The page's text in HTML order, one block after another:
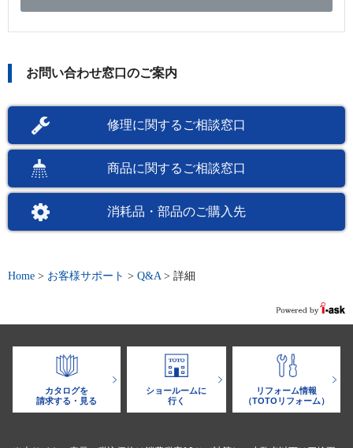
お問い合わせ窓口のご案内
修理に関するご相談窓口
商品に関するご相談窓口
消耗品・部品のご購入先
Home > お客様サポート > Q&A > 詳細
カタログを
請求する・見る
ショールームに
行く
リフォーム情報
（TOTOリフォーム）